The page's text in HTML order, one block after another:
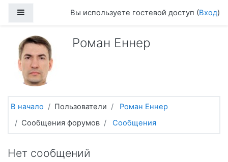
Боковая панельВы используете гостевой доступ (Вход)
Роман Еннер
В начало Пользователи
Роман Еннер
Сообщения форумов
Сообщения
Нет сообщений